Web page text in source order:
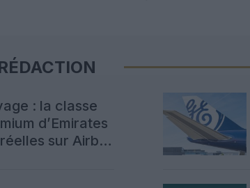
: la classe
d’Emirates
sur Airbus